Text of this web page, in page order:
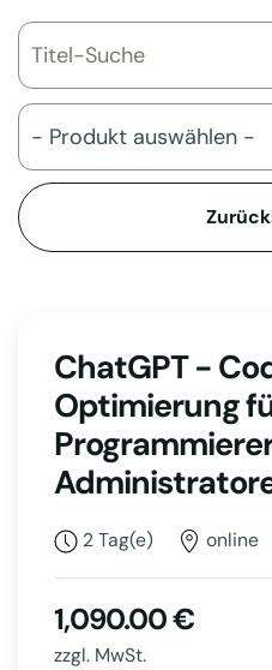
ChatGPT -
Optimierung
2 Tag(e) online
1,090.00 €
zzgl. MwSt.